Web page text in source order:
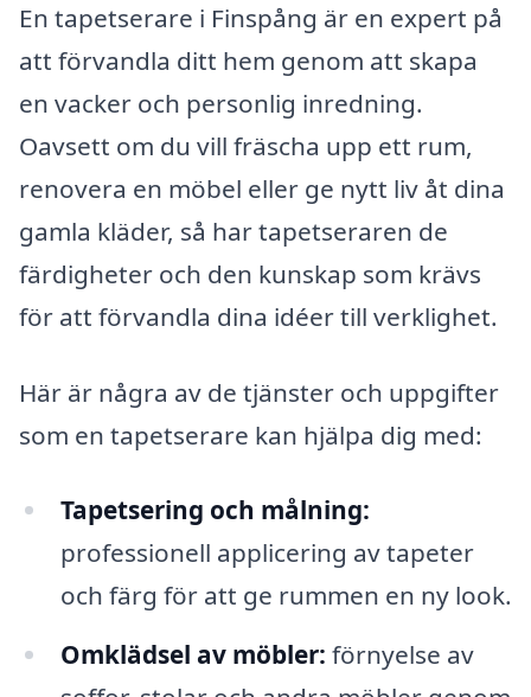
En tapetserare i Finspång är en expert på
att förvandla ditt hem genom att skapa
en vacker och personlig inredning.
Oavsett om du vill fräscha upp ett rum,
renovera en möbel eller ge nytt liv åt dina
gamla kläder, så har tapetseraren de
färdigheter och den kunskap som krävs
för att förvandla dina idéer till verklighet.
Här är några av de tjänster och uppgifter
som en tapetserare kan hjälpa dig med:
Tapetsering och målning:
professionell applicering av tapeter
och färg för att ge rummen en ny look.
Omklädsel av möbler: förnyelse av